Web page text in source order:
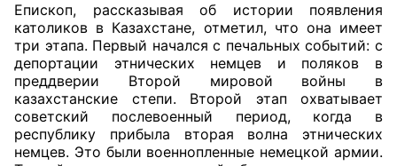
Епископ, рассказывая об истории появления
католиков в Казахстане, отметил, что она имеет
три этапа. Первый начался с печальных событий: с
депортации этнических немцев и поляков в
преддверии Второй мировой войны в
казахстанские степи. Второй этап охватывает
советский послевоенный период, когда в
республику прибыла вторая волна этнических
немцев. Это были военнопленные немецкой армии.